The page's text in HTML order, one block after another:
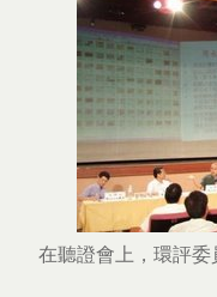
在聽證會上，環評